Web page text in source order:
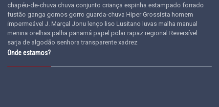
chapéu-de-chuva chuva conjunto criança espinha estampado forrado
fustão ganga gomos gorro guarda-chuva Hiper Grossista homem
impermeável J. Marçal Jonu lenço liso Lusitano luvas malha manual
menina orelhas palha panamá papel polar rapaz regional Reversível
sarja de algodão senhora transparente xadrez
Onde estamos?